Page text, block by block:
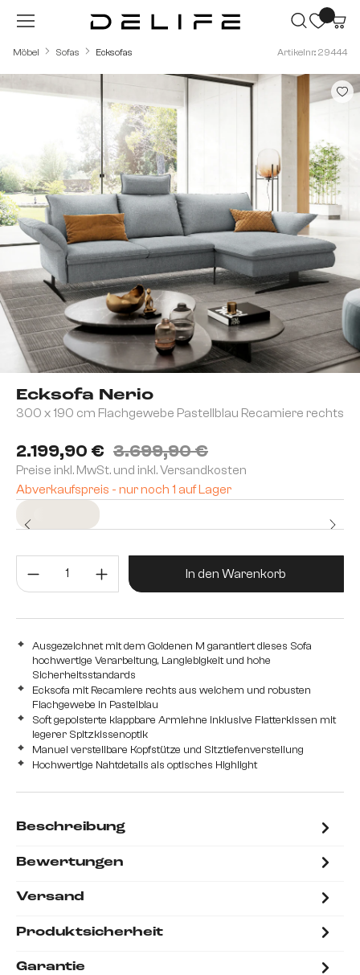
Zum Hauptinhalt springen
Möbel Sofas Ecksofas Artikelnr.: 29444
Ecksofa Nerio
300 x 190 cm Flachgewebe Pastellblau Recamiere rechts
2.199,90 € 3.699,90 €
Preise inkl. MwSt. und inkl. Versandkosten
Abverkaufspreis - nur noch 1 auf Lager
Produkt Anzahl: Gib den
In den Warenkorb
Ausgezeichnet mit dem Goldenen M garantiert dieses Sofa
hochwertige Verarbeitung, Langlebigkeit und hohe
Sicherheitsstandards
Ecksofa mit Recamiere rechts aus weichem und robusten
Flachgewebe in Pastelblau
Soft gepolsterte klappbare Armlehne inklusive Flatterkissen mit
legerer Spitzkissenoptik
Manuel verstellbare Kopfstütze und Sitztiefenverstellung
Hochwertige Nahtdetails als optisches Highlight
Bildergalerie überspringen
Beschreibung
Bewertungen
Versand
Produktsicherheit
Garantie